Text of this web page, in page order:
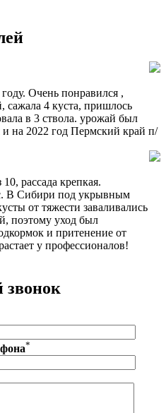
Очень понравился ,
сажала 4 куста, пришлось
в 3 ствола. урожай был
на 2022 год Пермский край п/
рассада крепкая.
В Сибири под укрывным
от тяжести заваливались
поэтому уход был
и притенение от
у профессионалов!
звонок
*